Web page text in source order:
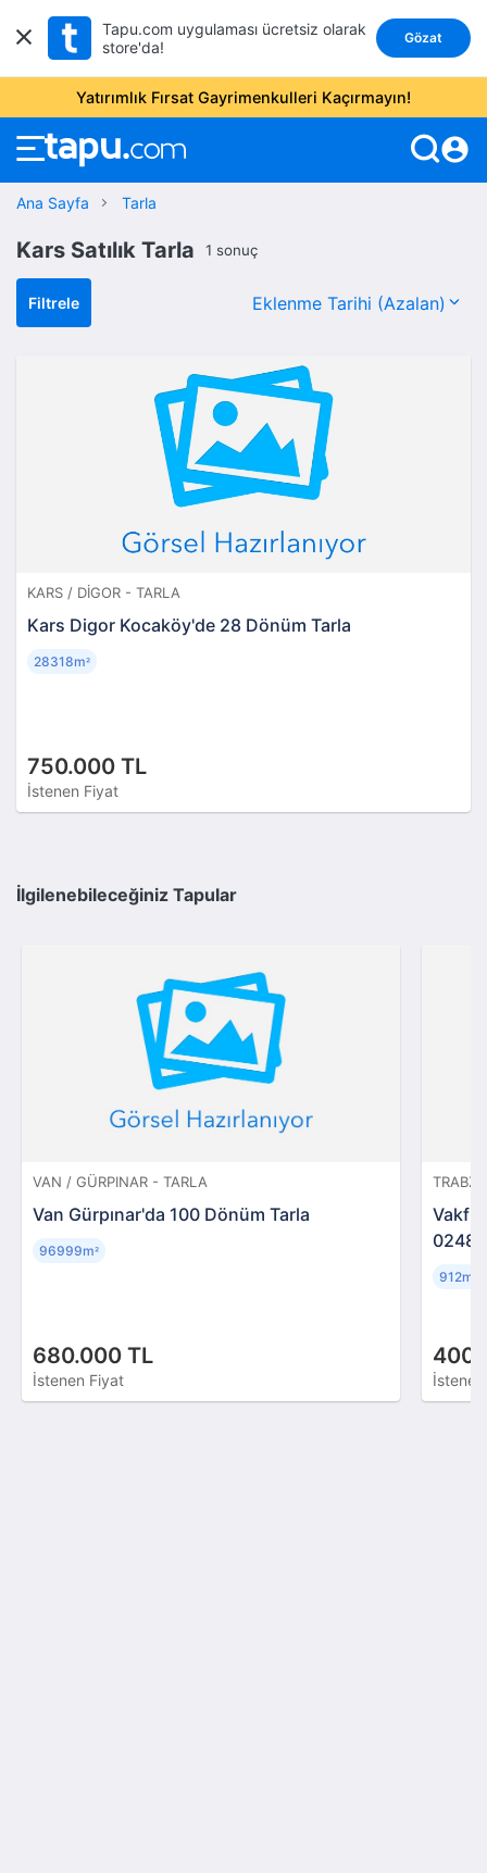
Tapu.com uygulaması ücretsiz olarak
store'da!
Gözat
Yatırımlık Fırsat Gayrimenkulleri Kaçırmayın!
account_circle
Ana Sayfa Tarla
Kars Satılık Tarla 1 sonuç
Filtrele
KARS / DIGOR - TARLA
Kars Digor Kocaköy'de 28 Dönüm Tarla
750.000 TL
İstenen Fiyat
28318m²
İlgilenebileceğiniz Tapular
VAN / GÜRPINAR - TARLA
Van Gürpınar'da 100 Dönüm Tarla
680.000 TL
İstenen Fiyat
96999m²
912m